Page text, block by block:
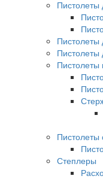
Пистолеты
Пистолеты
Пистолеты
Пистолеты
Степлеры